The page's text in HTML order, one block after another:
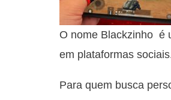
O nome Blackzinho é
em plataformas
Para quem busca